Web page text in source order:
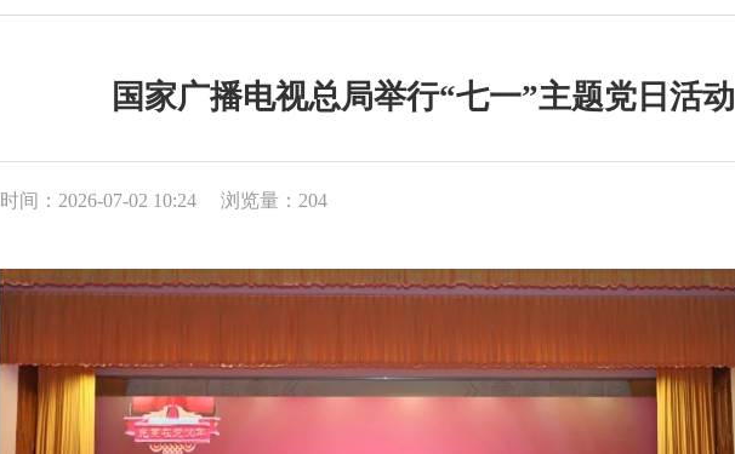
国家广播电视总局举行“七一”主题党日活动
时间：2026-07-02 10:24 浏览量：204